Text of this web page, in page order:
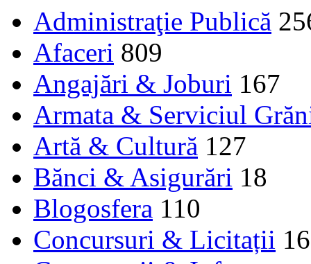
Administraţie Publică
Afaceri 809
Angajări & Joburi 167
Armata & Serviciul
Artă & Cultură 127
Bănci & Asigurări 18
Blogosfera 110
Concursuri & Licitații 16